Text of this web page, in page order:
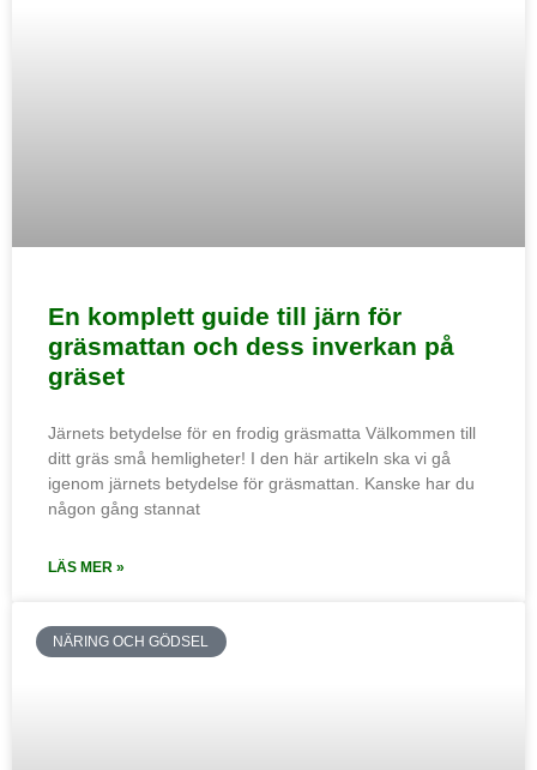
En komplett guide till järn för
gräsmattan och dess inverkan på
gräset
Järnets betydelse för en frodig gräsmatta Välkommen till
ditt gräs små hemligheter! I den här artikeln ska vi gå
igenom järnets betydelse för gräsmattan. Kanske har du
någon gång stannat
LÄS MER »
NÄRING OCH GÖDSEL